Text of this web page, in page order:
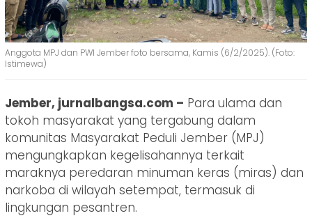
Anggota MPJ dan PWI Jember foto bersama, Kamis (6/2/2025). (Foto:
Istimewa)
Jember, jurnalbangsa.com – Para ulama dan
tokoh masyarakat yang tergabung dalam
komunitas Masyarakat Peduli Jember (MPJ)
mengungkapkan kegelisahannya terkait
maraknya peredaran minuman keras (miras) dan
narkoba di wilayah setempat, termasuk di
lingkungan pesantren.